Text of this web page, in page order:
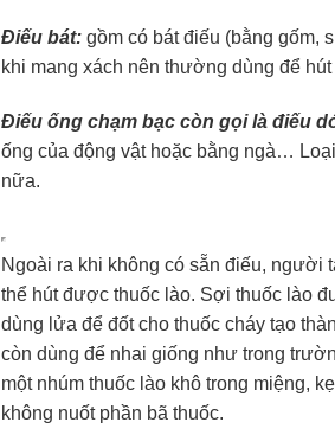
Điếu bát: gồm có bát điếu (bằng gốm,
khi mang xách nên thường dùng để
Điếu ống chạm bạc còn gọi là điếu
ống của động vật hoặc bằng ngà…
nữa.
Ngoài ra khi không có sẵn điếu, người
thể hút được thuốc lào. Sợi thuốc lào
dùng lửa để đốt cho thuốc cháy tạo
còn dùng để nhai giống như trong
một nhúm thuốc lào khô trong miệng,
không nuốt phần bã thuốc.